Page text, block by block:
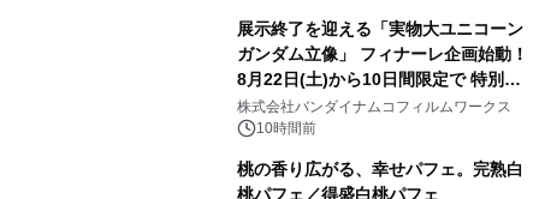
展示終了を迎える「実物大ユニコーン
ガンダム立像」 フィナーレ企画始動！
8月22日(土)から10日間限定で 特別映
像『UNICORN GUNDAM Statue ―
BEYOND POSSIBILITY ―』を上映！
株式会社バンダイナムコフィルムワークス
10時間前
桃の香り広がる、幸せパフェ。完熟白
桃パフェ／得盛白桃パフェ